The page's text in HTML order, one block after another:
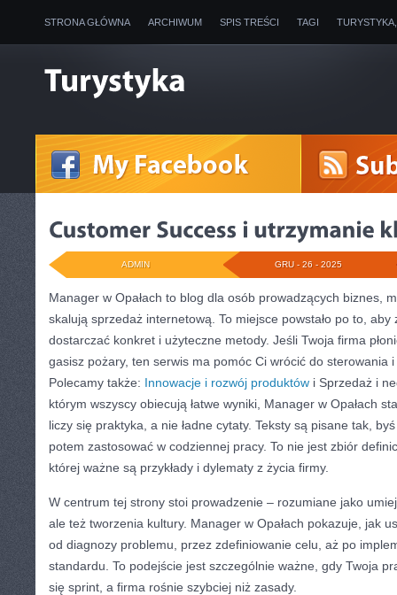
STRONA GŁÓWNA ARCHIWUM SPIS TREŚCI TAGI
GRU - 26 - 2025
ADMIN
Manager w Opałach to blog dla osób prowadzących biznes,
skalują sprzedaż internetową. To miejsce powstało po to,
dostarczać konkret i użyteczne metody. Jeśli Twoja firma
gasisz pożary, ten serwis ma pomóc Ci wrócić do sterowania
Polecamy także: Innowacje i rozwój produktów i Sprzedaż i
którym wszyscy obiecują łatwe wyniki, Manager w Opałach
liczy się praktyka, a nie ładne cytaty. Teksty są pisane tak,
potem zastosować w codziennej pracy. To nie jest zbiór
której ważne są przykłady i dylematy z życia firmy.
W centrum tej strony stoi prowadzenie – rozumiane jako
ale też tworzenia kultury. Manager w Opałach pokazuje, jak
od diagnozy problemu, przez zdefiniowanie celu, aż po
standardu. To podejście jest szczególnie ważne, gdy Twoja
się sprint, a firma rośnie szybciej niż zasady.